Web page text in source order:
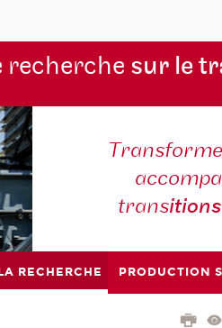
recherche sur le
trans
RECHERCHE PRODUCTION